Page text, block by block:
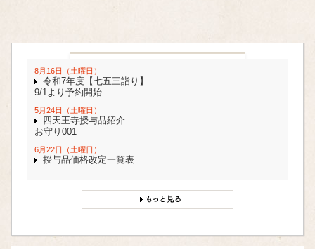
8月16日（土曜日）
令和7年度【七五三詣り】
9/1より予約開始
5月24日（土曜日）
四天王寺授与品紹介
お守り001
6月22日（土曜日）
授与品価格改定一覧表